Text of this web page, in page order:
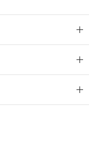
は、I-Web
で当社にご
て、当社
、当社の製
様との取
用すること
ド
ドするこ
門へお問
機種